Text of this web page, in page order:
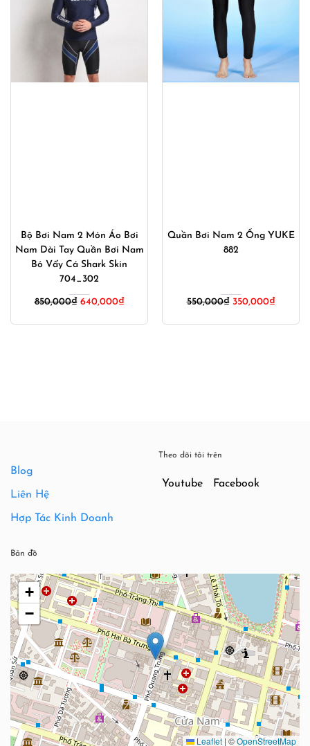
Bộ Bơi Nam 2 Món Áo Bơi
Nam Dài Tay Quần Bơi Nam
Bó Vẩy Cá Shark Skin
704_302
850,000₫ 640,000₫
Quần Bơi Nam 2 Ống YUKE
882
550,000₫ Giá
350,000₫Giá
Blog
Liên Hệ
Hợp Tác Kinh Doanh
Theo dõi tôi trên
Youtube Facebook
Bản đồ
+
−
Leaflet | ©OpenStreetMap